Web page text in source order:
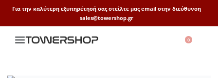
Για την καλύτερη εξυπηρέτησή σας στείλτε μας email στην διεύθυνση
sales@towershop.gr
0